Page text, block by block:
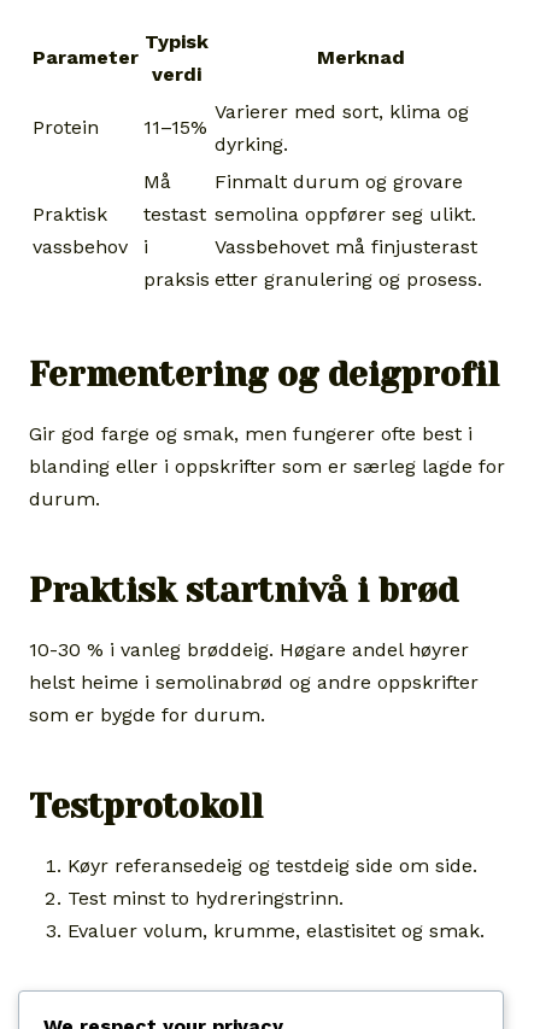
Parameter
Typisk
verdi
Merknad
Protein 11–15%
Varierer med sort, klima og
dyrking.
Praktisk
vassbehov
Må
testast
i
praksis
Finmalt durum og grovare
semolina oppfører seg ulikt.
Vassbehovet må finjusterast
etter granulering og prosess.
Fermentering og deigprofil
Gir god farge og smak, men fungerer ofte best i
blanding eller i oppskrifter som er særleg lagde for
durum.
Praktisk startnivå i brød
10-30 % i vanleg brøddeig. Høgare andel høyrer
helst heime i semolinabrød og andre oppskrifter
som er bygde for durum.
Testprotokoll
Køyr referansedeig og testdeig side om side.
Test minst to hydreringstrinn.
Evaluer volum, krumme, elastisitet og smak.